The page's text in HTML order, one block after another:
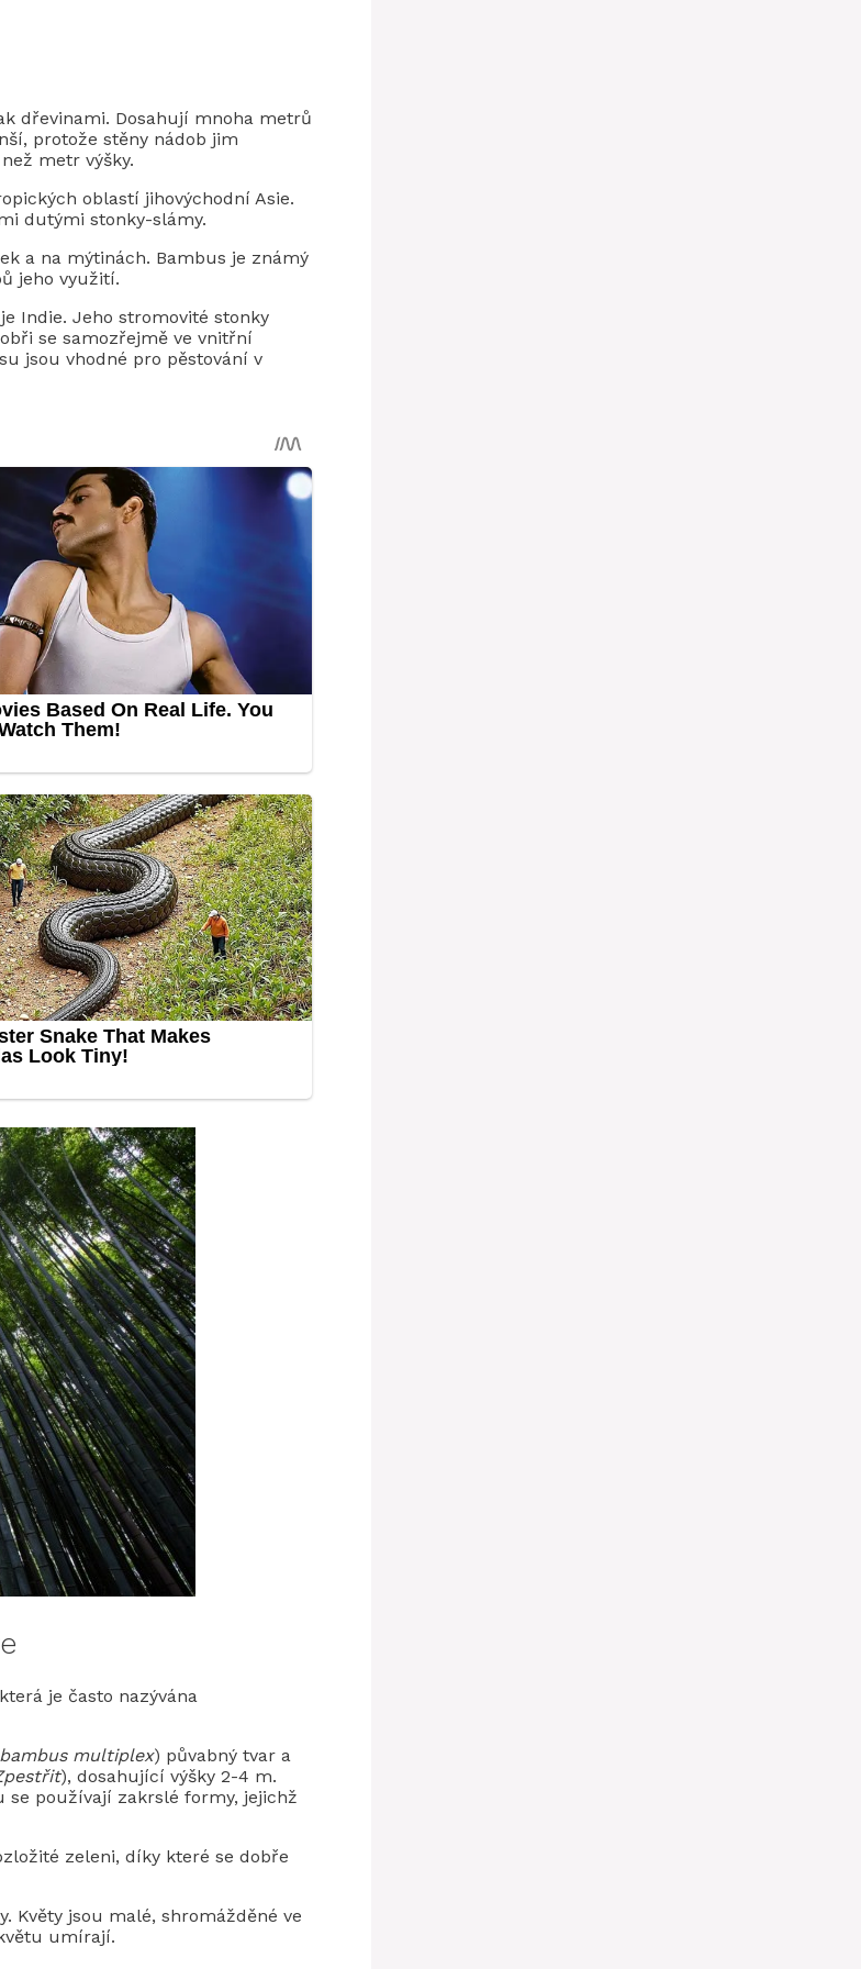
dřevinami. Dosahují mnoha metrů
protože stěny nádob jim
metr výšky.
oblastí jihovýchodní Asie.
dutými stonky-slámy.
a na mýtinách. Bambus je známý
jeho využití.
Indie. Jeho stromovité stonky
se samozřejmě ve vnitřní
jsou vhodné pro pěstování v
je často nazývána
bambus multiplex) půvabný tvar a
), dosahující výšky 2-4 m.
používají zakrslé formy, jejichž
zeleni, díky které se dobře
Květy jsou malé, shromážděné ve
umírají.